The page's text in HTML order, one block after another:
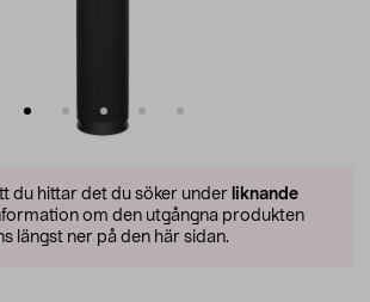
du hittar det du söker under liknande
om den utgångna produkten
längst ner på den här sidan.